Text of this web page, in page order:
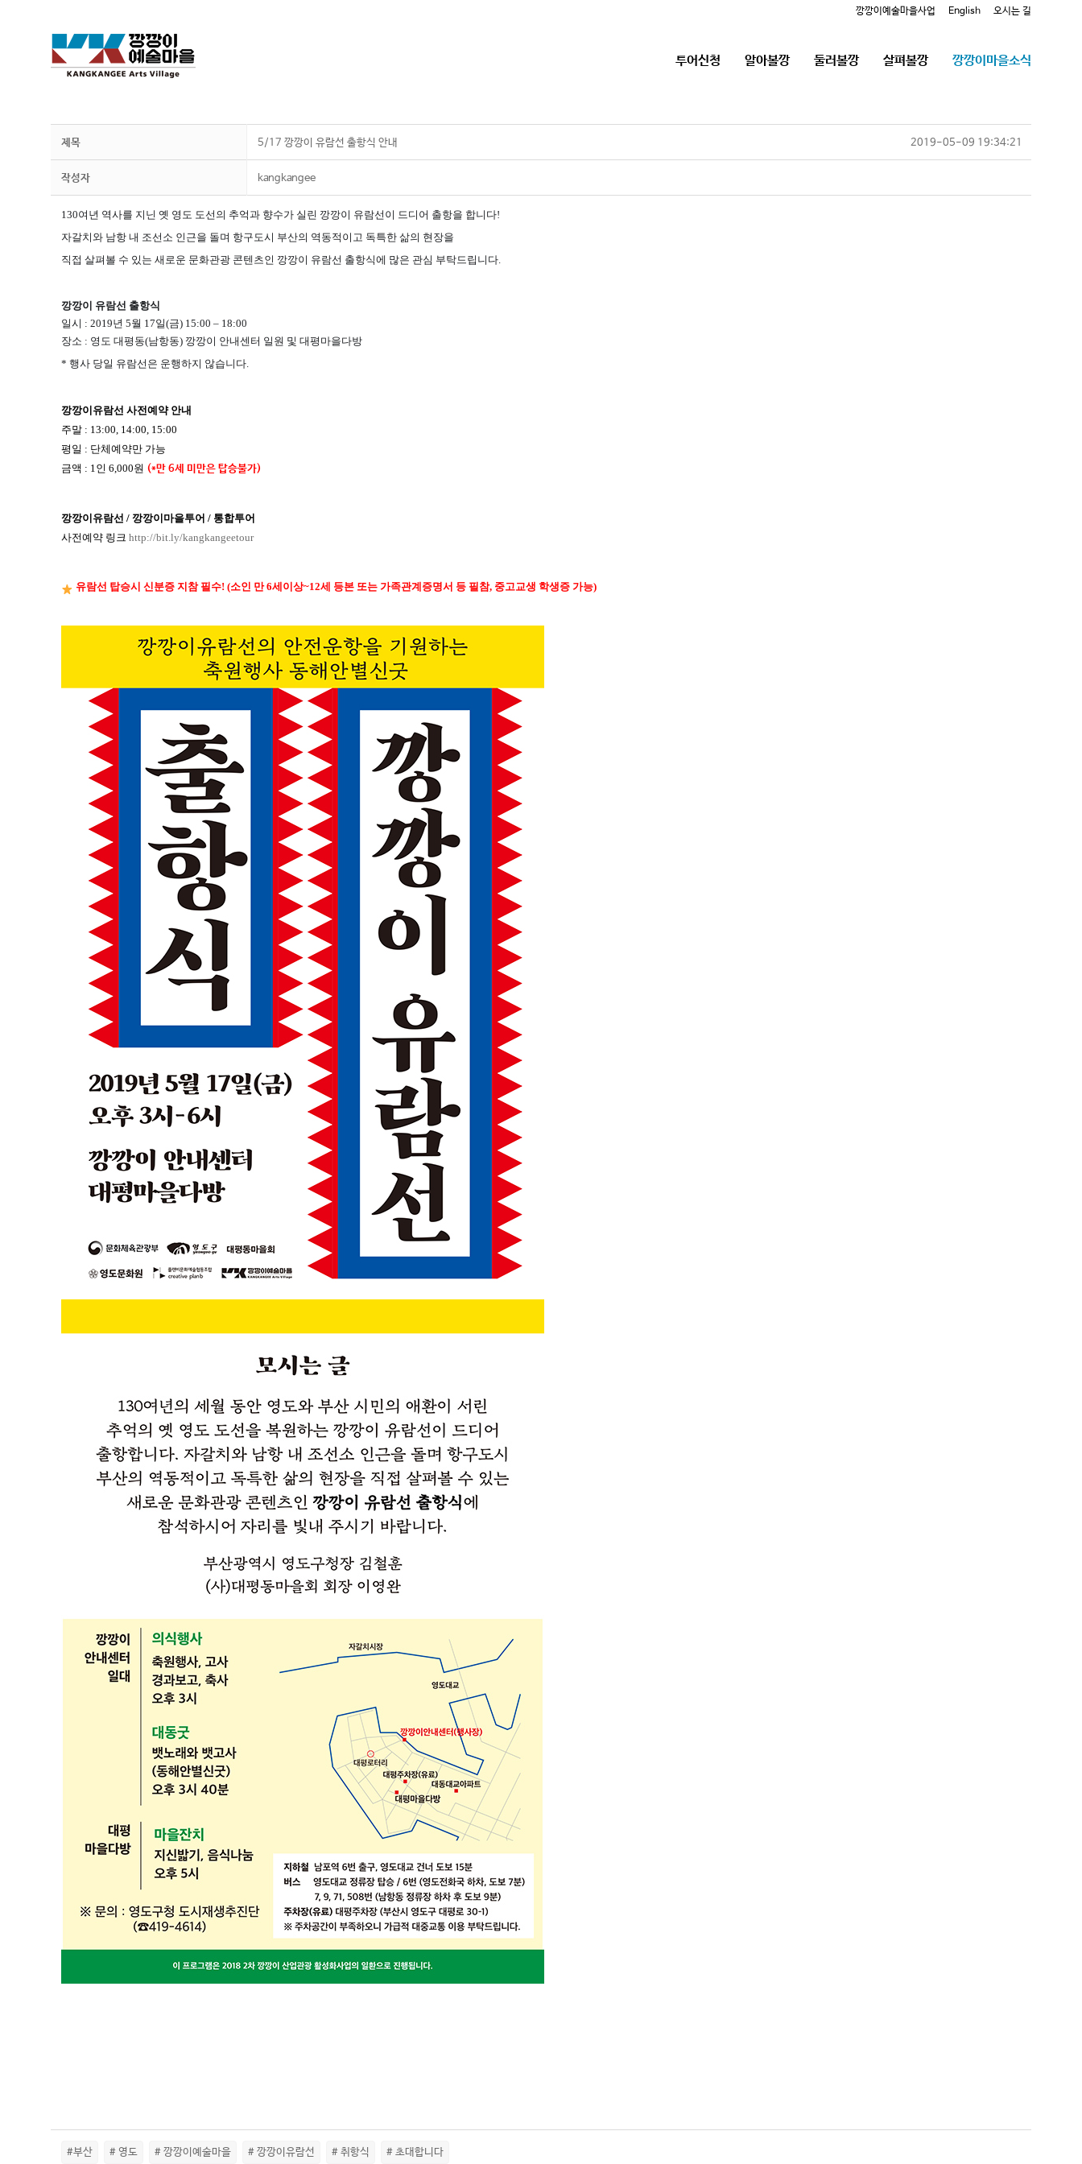
깡깡이예술마을사업 English 오시는 길
투어신청 알아볼깡 둘러볼깡 살펴볼깡 깡깡이마을소식
제목 5/17 깡깡이 유람선 출항식 안내 2019-05-09 19:34:21
작성자 kangkangee
130여년 역사를 지닌 옛 영도 도선의 추억과 향수가 실린 깡깡이 유람선이 드디어 출항을 합니다!
자갈치와 남항 내 조선소 인근을 돌며 항구도시 부산의 역동적이고 독특한 삶의 현장을
직접 살펴볼 수 있는 새로운 문화관광 콘텐츠인 깡깡이 유람선 출항식에 많은 관심 부탁드립니다.
깡깡이 유람선 출항식
일시 : 2019년 5월 17일(금) 15:00 – 18:00
장소 : 영도 대평동(남항동) 깡깡이 안내센터 일원 및 대평마을다방
* 행사 당일 유람선은 운행하지 않습니다.
깡깡이유람선 사전예약 안내
주말 : 13:00, 14:00, 15:00
평일 : 단체예약만 가능
금액 : 1인 6,000원 (*만 6세 미만은 탑승불가)
깡깡이유람선 / 깡깡이마을투어 / 통합투어
사전예약 링크 http://bit.ly/kangkangeetour
유람선 탑승시 신분증 지참 필수! (소인 만 6세이상~12세 등본 또는 가족관계증명서 등 필참, 중고교생 학생증 가능)
#부산 # 영도 # 깡깡이예술마을 # 깡깡이유람선 # 취항식 # 초대합니다